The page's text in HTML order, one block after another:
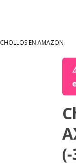
CHOLLOS EN AMAZON